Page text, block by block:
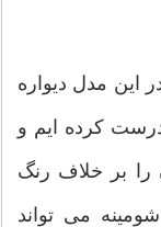
این مدل دیواره
کرده ایم و
را بر خلاف رنگ
شومینه می تواند